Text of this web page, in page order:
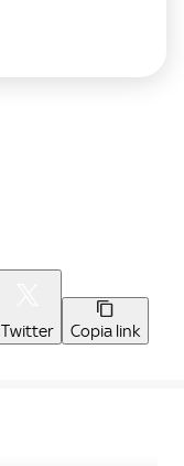
Twitter Copia link